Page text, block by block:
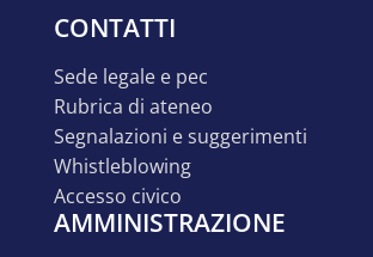
CONTATTI
sede legale e pec
rubrica di ateneo
segnalazioni e suggerimenti
whistleblowing
accesso civico
AMMINISTRAZIONE